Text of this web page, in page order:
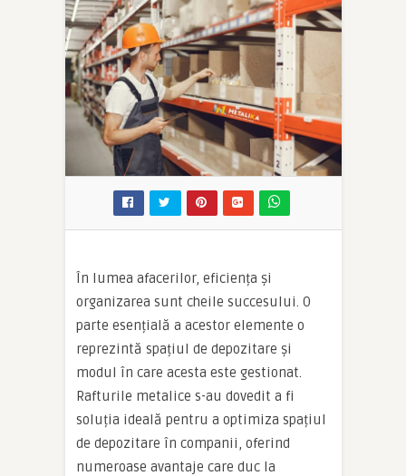
În lumea afacerilor, eficiența și
organizarea sunt cheile succesului. O
parte esențială a acestor elemente o
reprezintă spațiul de depozitare și
modul în care acesta este gestionat.
Rafturile metalice s-au dovedit a fi
soluția ideală pentru a optimiza spațiul
de depozitare în companii, oferind
numeroase avantaje care duc la